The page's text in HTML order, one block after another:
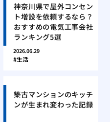
神奈川県で屋外コンセン
ト増設を依頼するなら？
おすすめの電気工事会社
ランキング5選
2026.06.29
生活
築古マンションのキッチ
ンが生まれ変わった記録